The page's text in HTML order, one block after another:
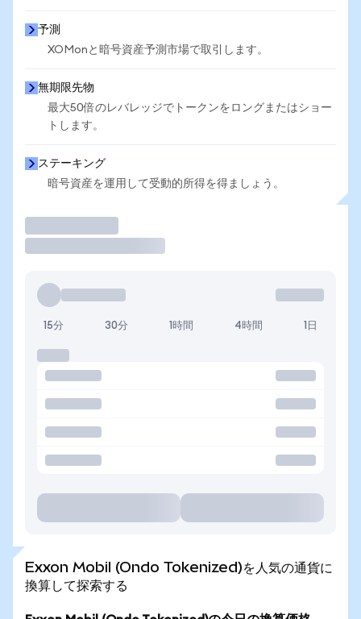
予測
XOMonと暗号資産予測市場で取引します。
無期限先物
最大50倍のレバレッジでトークンをロングまたはショー
トします。
ステーキング
暗号資産を運用して受動的所得を得ましょう。
15分 30分 1時間 4時間 1日
Exxon Mobil (Ondo Tokenized)を人気の通貨に
換算して探索する